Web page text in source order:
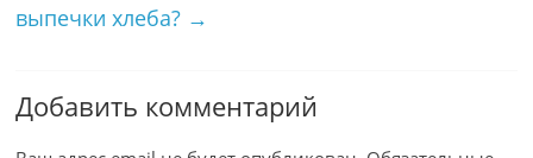
выпечки хлеба? →
Добавить комментарий